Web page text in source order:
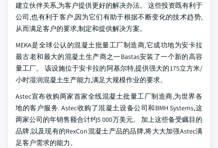
建立伙伴关系,为客户提供更好的解决办法。 这些投资既有利于
公司,也有利于客户,因为它们有助于根据不断变化的技术趋势,
从而满足客户的要求,制定和提供解决方案。
MEKA是全球公认的混凝土批量工厂制造商,它成功地为安卡拉
最古老和最大的混凝土生产商之一Bastas安装了一个新的高容
量工厂。 该设施位于安卡拉的阿基尔特,提供强大的175立方米/
小时湿润混凝土生产能力,满足大规模作业的要求。
Astec宣布收购两家首家全线混凝土批量工厂制造商,为世界各
地的客户服务. Astec收购了混凝土设备公司和BMH Systems,这
两家公司的年销售额合计约5 000万美元。 加上这些备受瞩目的
品牌,以及现有的RexCon混凝土产品的品牌,将大大加强Astec满
足客户需求的能力。